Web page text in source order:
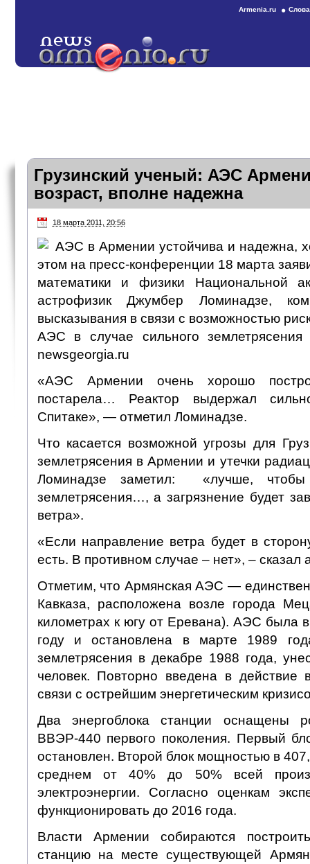
Armenia.ru
Грузинский ученый: АЭС
возраст, вполне надежна
18 марта 2011, 20:56
АЭС в Армении устойчива и надежна,
этом на пресс-конференции 18 марта
математики и физики Национальной
астрофизик Джумбер Ломинадзе,
высказывания в связи с возможностью
АЭС в случае сильного
newsgeorgia.ru
«АЭС Армении очень хорошо
постарела… Реактор выдержал
Спитаке», — отметил Ломинадзе.
Что касается возможной угрозы для
землетрясения в Армении и утечки
Ломинадзе заметил: «лучше,
землетрясения…, а загрязнение будет
ветра».
«Если направление ветра будет в
есть. В противном случае – нет», – сказал
Отметим, что Армянская АЭС —
Кавказа, расположена возле города
километрах к югу от Еревана). АЭС была
году и остановлена в марте 1989
землетрясения в декабре 1988 года,
человек. Повторно введена в
связи с острейшим энергетическим
Два энергоблока станции оснащены
ВВЭР-440 первого поколения. Первый
остановлен. Второй блок мощностью в
среднем от 40% до 50% всей
электроэнергии. Согласно оценкам
функционировать до 2016 года.
Власти Армении собираются
станцию на месте существующей